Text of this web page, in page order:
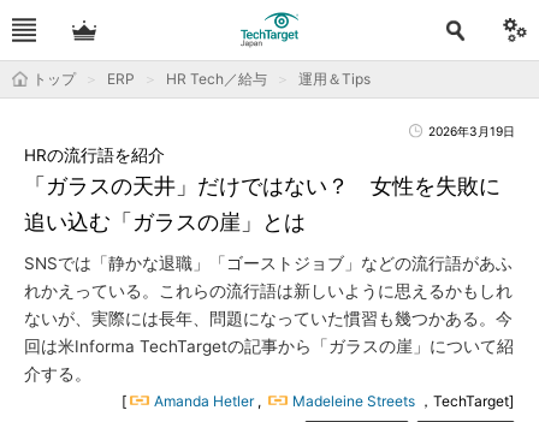
トップ ERP HR Tech／給与 運用＆Tips
2026年3月19日
「ガラスの天井」だけではない？ 女性を失敗に
追い込む「ガラスの崖」とは
HRの流行語を紹介
SNSでは「静かな退職」「ゴーストジョブ」などの流行語があふ
れかえっている。これらの流行語は新しいように思えるかもしれ
ないが、実際には長年、問題になっていた慣習も幾つかある。今
回は米Informa TechTargetの記事から「ガラスの崖」について紹
介する。
[ Amanda Hetler , Madeleine Streets ，TechTarget]